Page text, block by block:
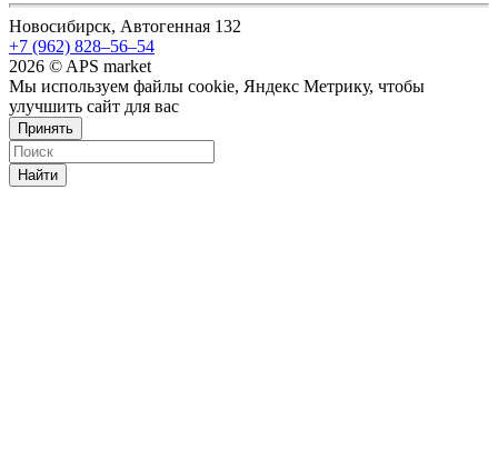
Новосибирск, Автогенная 132
+7 (962) 828‒56‒54
2026 © APS market
Мы используем файлы cookie, Яндекс Метрику, чтобы
улучшить сайт для вас
Принять
Найти